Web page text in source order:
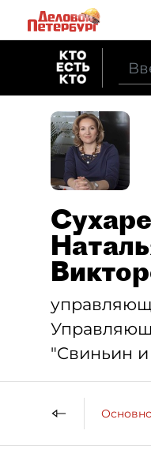
"Свиньин